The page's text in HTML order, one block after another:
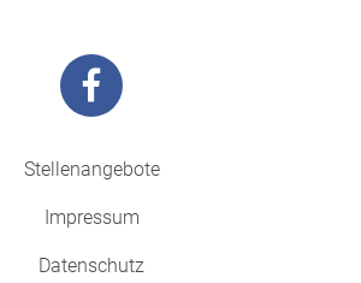
Stellenangebote
Impressum
Datenschutz